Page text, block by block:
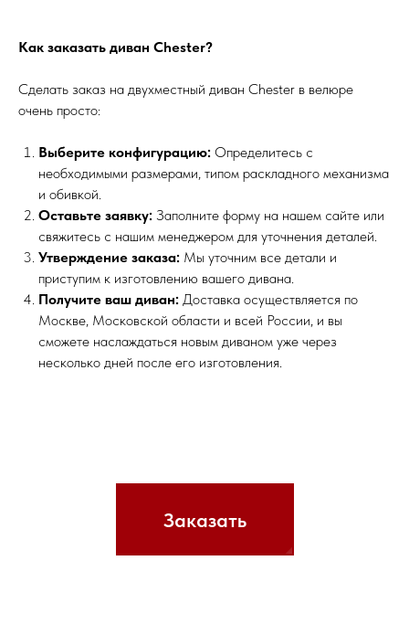
Как заказать диван Chester?
Сделать заказ на двухместный диван Chester в велюре
очень просто:
Выберите конфигурацию: Определитесь с
необходимыми размерами, типом раскладного механизма
и обивкой.
Оставьте заявку: Заполните форму на нашем сайте или
свяжитесь с нашим менеджером для уточнения деталей.
Утверждение заказа: Мы уточним все детали и
приступим к изготовлению вашего дивана.
Получите ваш диван: Доставка осуществляется по
Москве, Московской области и всей России, и вы
сможете наслаждаться новым диваном уже через
несколько дней после его изготовления.
Заказать